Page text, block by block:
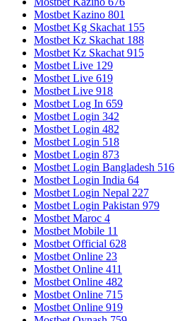
Mostbet Kazino 801
Mostbet Kg Skachat 155
Mostbet Kz Skachat 188
Mostbet Kz Skachat 915
Mostbet Live 129
Mostbet Live 619
Mostbet Live 918
Mostbet Log In 659
Mostbet Login 342
Mostbet Login 482
Mostbet Login 518
Mostbet Login 873
Mostbet Login Bangladesh 516
Mostbet Login India 64
Mostbet Login Nepal 227
Mostbet Login Pakistan 979
Mostbet Maroc 4
Mostbet Mobile 11
Mostbet Official 628
Mostbet Online 23
Mostbet Online 411
Mostbet Online 482
Mostbet Online 715
Mostbet Online 919